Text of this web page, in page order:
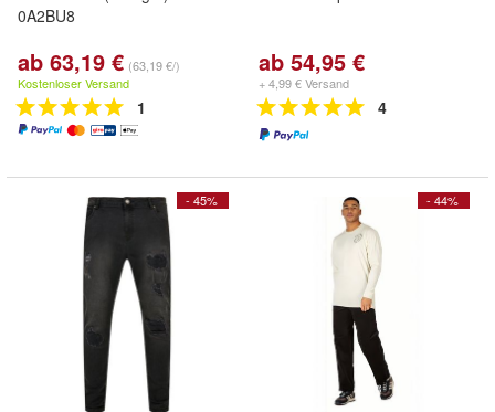
0A2BU8
ab 63,19 € (63,19 €/)
Kostenloser Versand
1
ab 54,95 €
+ 4,99 € Versand
4
- 45% - 44%